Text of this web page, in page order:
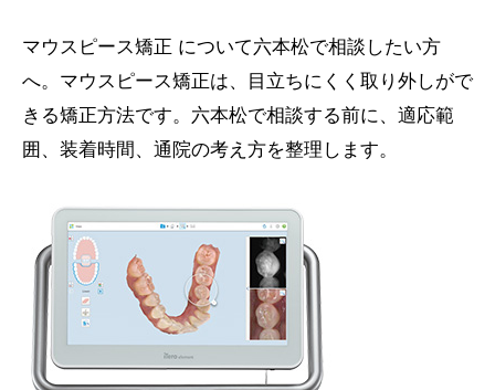
マウスピース矯正 について六本松で相談したい方
へ。マウスピース矯正は、目立ちにくく取り外しがで
きる矯正方法です。六本松で相談する前に、適応範
囲、装着時間、通院の考え方を整理します。